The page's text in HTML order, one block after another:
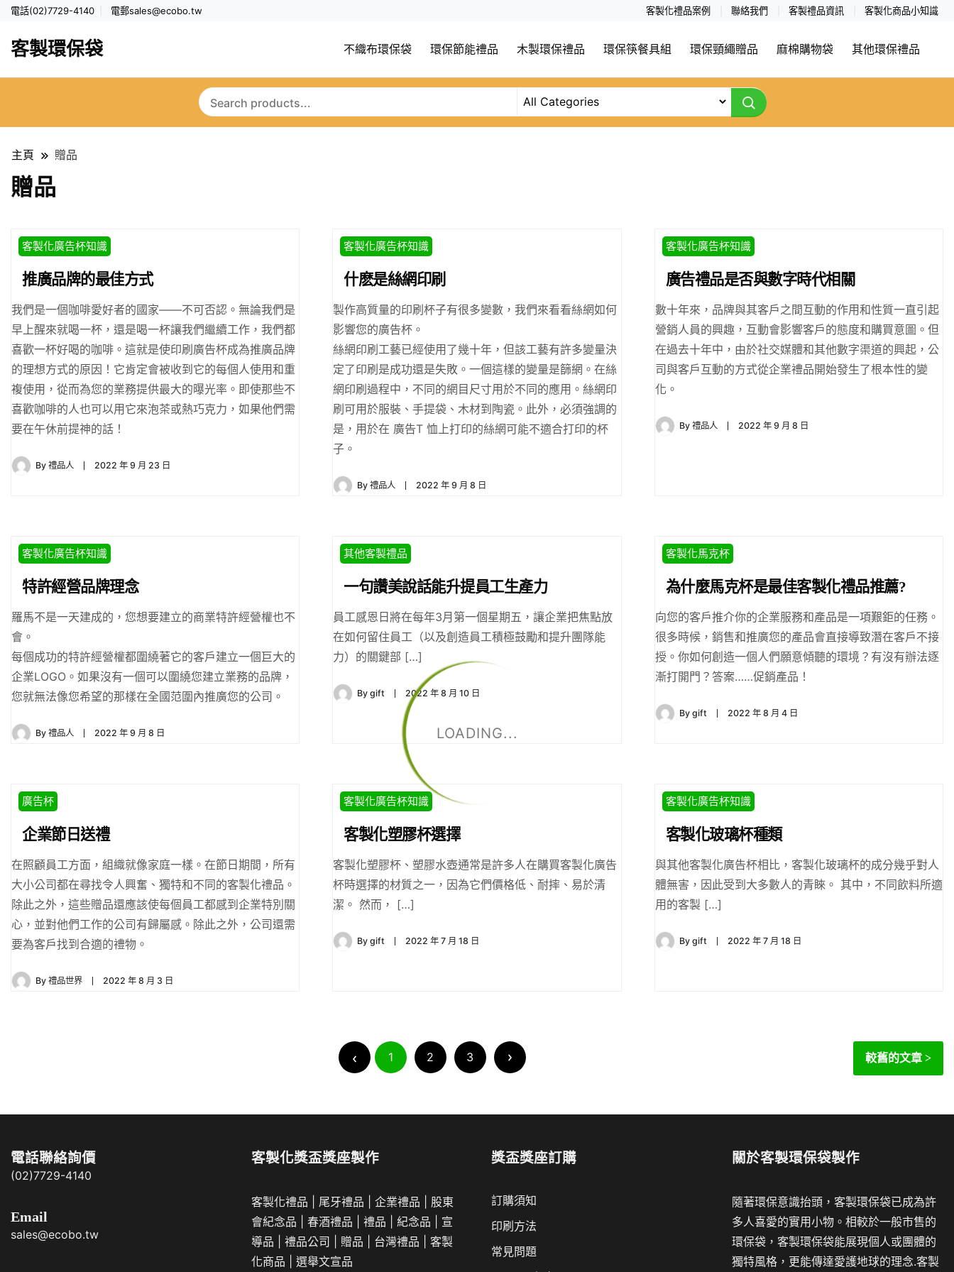
電話(02)7729-4140 電郵sales@ecobo.tw 客製化禮品案例 聯絡我們 客製禮品資訊 客製化商品小知識
客製環保袋 不織布環保袋 環保節能禮品 木製環保禮品 環保筷餐具組 環保頸繩贈品 麻棉購物袋 其他環保禮品
主頁 贈品
贈品
LOADING...
客製化廣告杯知識
推廣品牌的最佳方式
我們是一個咖啡愛好者的國家——不可否認。無論我們是
早上醒來就喝一杯，還是喝一杯讓我們繼續工作，我們都
喜歡一杯好喝的咖啡。這就是使印刷廣告杯成為推廣品牌
的理想方式的原因！它肯定會被收到它的每個人使用和重
複使用，從而為您的業務提供最大的曝光率。即使那些不
喜歡咖啡的人也可以用它來泡茶或熱巧克力，如果他們需
要在午休前提神的話！
By 禮品人 2022 年 9 月 23 日
客製化廣告杯知識
什麽是絲網印刷
製作高質量的印刷杯子有很多變數，我們來看看絲網如何
影響您的廣告杯。
絲網印刷工藝已經使用了幾十年，但該工藝有許多變量決
定了印刷是成功還是失敗。一個這樣的變量是篩網。在絲
網印刷過程中，不同的網目尺寸用於不同的應用。絲網印
刷可用於服裝、手提袋、木材到陶瓷。此外，必須強調的
是，用於在 廣告T 恤上打印的絲網可能不適合打印的杯
子。
By禮品人 2022 年 9 月 8 日
客製化廣告杯知識
廣告禮品是否與數字時代相關
數十年來，品牌與其客戶之間互動的作用和性質一直引起
營銷人員的興趣，互動會影響客戶的態度和購買意圖。但
在過去十年中，由於社交媒體和其他數字渠道的興起，公
司與客戶互動的方式從企業禮品開始發生了根本性的變
化。
By 禮品人 2022 年 9 月 8 日
客製化廣告杯知識
特許經營品牌理念
羅馬不是一天建成的，您想要建立的商業特許經營權也不
會。
每個成功的特許經營權都圍繞著它的客戶建立一個巨大的
企業LOGO。如果沒有一個可以圍繞您建立業務的品牌，
您就無法像您希望的那樣在全國范圍內推廣您的公司。
By 禮品人 2022 年 9 月 8 日
其他客製禮品
一句讚美說話能升提員工生產力
員工感恩日將在每年3月第一個星期五，讓企業把焦點放
在如何留住員工（以及創造員工積極鼓勵和提升團隊能
力）的關鍵部 […]
Bygift 2022 年 8 月 10 日
客製化馬克杯
為什麼馬克杯是最佳客製化禮品推薦?
向您的客戶推介你的企業服務和產品是一項艱鉅的任務。
很多時候，銷售和推廣您的產品會直接導致潛在客戶不接
授。你如何創造一個人們願意傾聽的環境？有沒有辦法逐
漸打開門？答案……促銷產品！
By gift 2022 年 8 月 4 日
廣告杯
企業節日送禮
在照顧員工方面，組織就像家庭一樣。在節日期間，所有
大小公司都在尋找令人興奮、獨特和不同的客製化禮品。
除此之外，這些贈品還應該使每個員工都感到企業特別關
心，並對他們工作的公司有歸屬感。除此之外，公司還需
要為客戶找到合適的禮物。
By 禮品世界 2022 年 8 月 3 日
客製化廣告杯知識
客製化塑膠杯選擇
客製化塑膠杯、塑膠水壺通常是許多人在購買客製化廣告
杯時選擇的材質之一，因為它們價格低、耐摔、易於清
潔。 然而， […]
Bygift 2022 年 7 月 18 日
客製化廣告杯知識
客製化玻璃杯種類
與其他客製化廣告杯相比，客製化玻璃杯的成分幾乎對人
體無害，因此受到大多數人的青睞。 其中，不同飲料所適
用的客製 […]
By gift 2022 年 7 月 18 日
較舊的文章
1 2 3
電話聯絡詢價
(02)7729-4140
Email
sales@ecobo.tw
客製化獎盃獎座製作
客製化禮品 尾牙禮品 企業禮品
股東
會紀念品
春酒禮品 禮品 紀念品
宣
導品
禮品公司 贈品 台灣禮品
客製
化商品
選舉文宣品
獎盃獎座訂購
訂購須知
印刷方法
常見問題
關於客製環保袋製作
隨著環保意識抬頭，客製環保袋已成為許
多人喜愛的實用小物。相較於一般市售的
環保袋，客製環保袋能展現個人或團體的
獨特風格，更能傳達愛護地球的理念.客製